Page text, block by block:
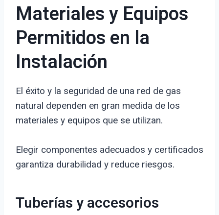
Materiales y Equipos
Permitidos en la
Instalación
El éxito y la seguridad de una red de gas
natural dependen en gran medida de los
materiales y equipos que se utilizan.
Elegir componentes adecuados y certificados
garantiza durabilidad y reduce riesgos.
Tuberías y accesorios